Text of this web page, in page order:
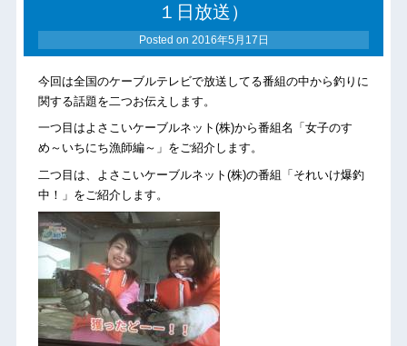
１日放送）
Posted on 2016年5月17日
今回は全国のケーブルテレビで放送してる番組の中から釣りに
関する話題を二つお伝えします。
一つ目はよさこいケーブルネット(株)から番組名「女子のすゝ
め～いちにち漁師編～」をご紹介します。
二つ目は、よさこいケーブルネット(株)の番組「それいけ爆釣
中！」をご紹介します。